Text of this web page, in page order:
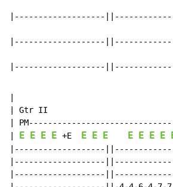
|-------------------
|-------------------
|-------------------
| Gtr II
|
E E E E +E E E E E E E E
|-------------------
|-------------------
|-------------------